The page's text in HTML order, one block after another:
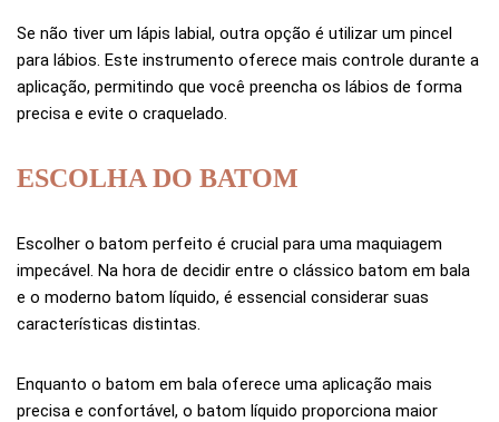
Se não tiver um lápis labial, outra opção é utilizar um pincel
para lábios. Este instrumento oferece mais controle durante a
aplicação, permitindo que você preencha os lábios de forma
precisa e evite o craquelado.
ESCOLHA DO BATOM
Escolher o batom perfeito é crucial para uma maquiagem
impecável. Na hora de decidir entre o clássico batom em bala
e o moderno batom líquido, é essencial considerar suas
características distintas.
Enquanto o batom em bala oferece uma aplicação mais
precisa e confortável, o batom líquido proporciona maior